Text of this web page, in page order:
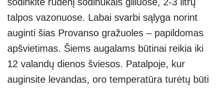
talpos vazonuose. Labai svarbi sąlyga norint
auginti šias Provanso gražuoles – papildomas
apšvietimas. Šiems augalams būtinai reikia iki
12 valandų dienos šviesos. Patalpoje, kur
auginsite levandas, oro temperatūra turėtų būti